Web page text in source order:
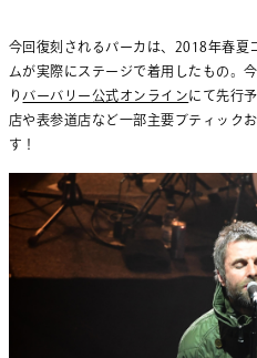
今回復刻されるパーカは、2018年春夏
ムが実際にステージで着用したもの。
り バーバリー公式オンラインにて先行
店や表参道店など一部主要ブティック
す！